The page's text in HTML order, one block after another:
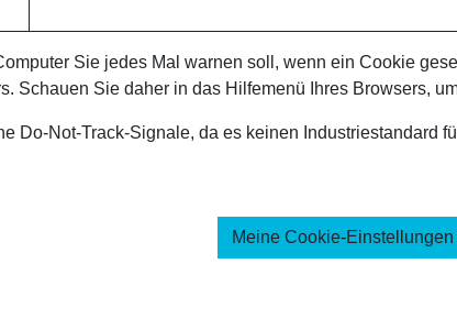
Sie jedes Mal warnen soll, wenn ein Cookie
Schauen Sie daher in das Hilfemenü Ihres Browsers,
Do-Not-Track-Signale, da es keinen Industriestandard
Meine Cookie-